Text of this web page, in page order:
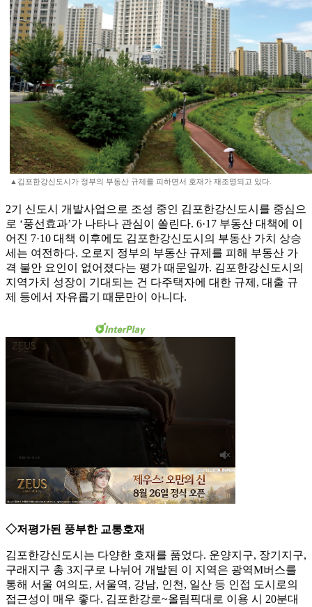
▲김포한강신도시가 정부의 부동산 규제를 피하면서 호재가 재조명되고 있다.
2기 신도시 개발사업으로 조성 중인 김포한강신도시를 중심으
로 ‘풍선효과’가 나타나 관심이 쏠린다. 6·17 부동산 대책에 이
어진 7·10 대책 이후에도 김포한강신도시의 부동산 가치 상승
세는 여전하다. 오로지 정부의 부동산 규제를 피해 부동산 가
격 불안 요인이 없어졌다는 평가 때문일까. 김포한강신도시의
지역가치 성장이 기대되는 건 다주택자에 대한 규제, 대출 규
제 등에서 자유롭기 때문만이 아니다.
◇저평가된 풍부한 교통호재
김포한강신도시는 다양한 호재를 품었다. 운양지구, 장기지구,
구래지구 총 3지구로 나뉘어 개발된 이 지역은 광역M버스를
통해 서울 여의도, 서울역, 강남, 인천, 일산 등 인접 도시로의
접근성이 매우 좋다. 김포한강로~올림픽대로 이용 시 20분대